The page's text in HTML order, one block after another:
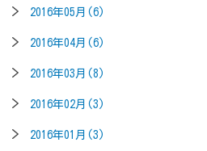
2016年05月(6)
2016年04月(6)
2016年03月(8)
2016年02月(3)
2016年01月(3)